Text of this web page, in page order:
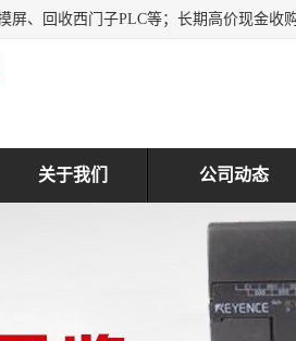
关于我们 公司动态